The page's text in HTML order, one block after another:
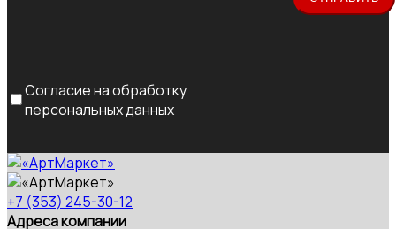
Согласие на обработку
персональных данных
+7 (353) 245-30-12
Адреса компании